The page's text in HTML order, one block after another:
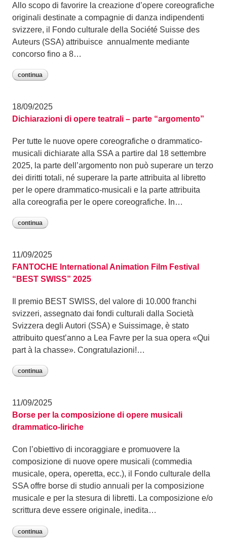
Allo scopo di favorire la creazione d’opere coreografiche
originali destinate a compagnie di danza indipendenti
svizzere, il Fondo culturale della Société Suisse des
Auteurs (SSA) attribuisce annualmente mediante
concorso fino a 8…
continua
18/09/2025
Dichiarazioni di opere teatrali – parte “argomento”
Per tutte le nuove opere coreografiche o drammatico-
musicali dichiarate alla SSA a partire dal 18 settembre
2025, la parte dell’argomento non può superare un terzo
dei diritti totali, né superare la parte attribuita al libretto
per le opere drammatico-musicali e la parte attribuita
alla coreografia per le opere coreografiche. In…
continua
11/09/2025
FANTOCHE International Animation Film Festival
“BEST SWISS” 2025
Il premio BEST SWISS, del valore di 10.000 franchi
svizzeri, assegnato dai fondi culturali dalla Società
Svizzera degli Autori (SSA) e Suissimage, è stato
attribuito quest’anno a Lea Favre per la sua opera «Qui
part à la chasse». Congratulazioni!…
continua
11/09/2025
Borse per la composizione di opere musicali
drammatico-liriche
Con l’obiettivo di incoraggiare e promuovere la
composizione di nuove opere musicali (commedia
musicale, opera, operetta, ecc.), il Fondo culturale della
SSA offre borse di studio annuali per la composizione
musicale e per la stesura di libretti. La composizione e/o
scrittura deve essere originale, inedita…
continua